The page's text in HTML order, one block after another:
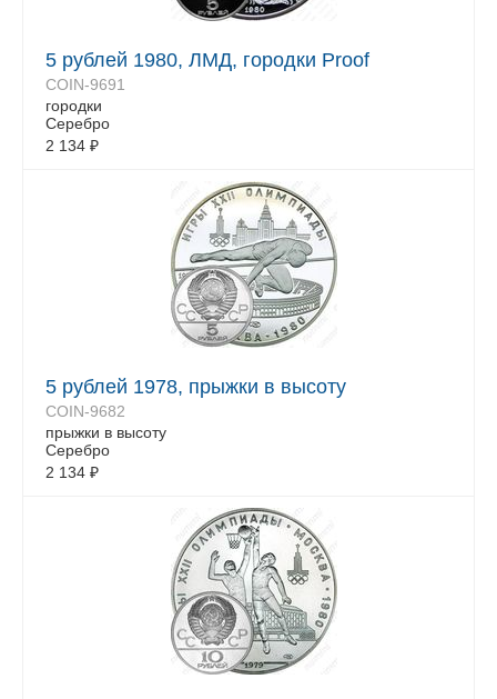
5 рублей 1980, ЛМД, городки Proof
COIN-9691
городки
Серебро
2 134 ₽
5 рублей 1978, прыжки в высоту
COIN-9682
прыжки в высоту
Серебро
2 134 ₽